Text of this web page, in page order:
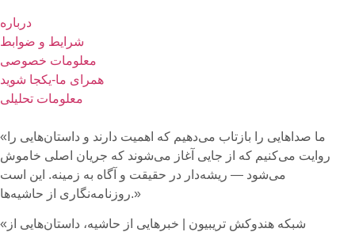
درباره
شرایط و ضوابط
معلومات خصوصی
همرای ما-یکجا شوید
معلومات تحلیلی
«ما صداهایی را بازتاب می‌دهیم که اهمیت دارند و داستان‌هایی را
روایت می‌کنیم که از جایی آغاز می‌شوند که جریان اصلی خاموش
می‌شود — ریشه‌دار در حقیقت و آگاه به زمینه. این است
روزنامه‌نگاری از حاشیه‌ها.»
«شبکه هند‌و‌کش تریبیون | خبرهایی از حاشیه، داستان‌هایی از